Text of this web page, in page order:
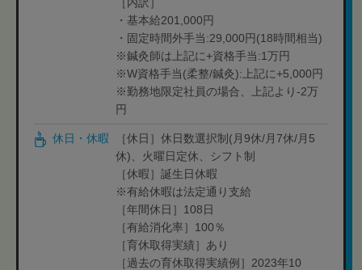
・基本給201,000円
・固定時間外手当:29,000円(18時間相当)
※鍼灸師は上記に+資格手当:1万円
※W資格手当(柔整/鍼灸):上記に+5,000円
※勤務地限定社員の場合、上記より-2万
円
休日・休暇
［休日］休日数選択制(月9休/月7休/月5
休)、火曜日定休、シフト制
［休暇］誕生日休暇
※有給休暇は法定通り支給
［年間休日］108日
［有給消化率］100％
［育休取得実績］あり
［過去の育休取得実績例］2023年10